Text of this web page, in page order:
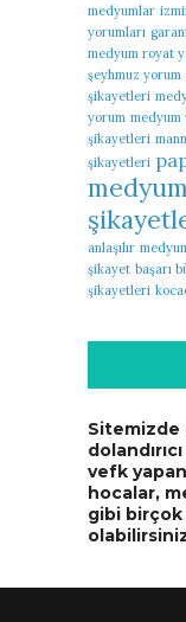
medyumlar
yorumları
medyum royat
şeyhmuz yorum
şikayetleri
yorum medyum
şikayetleri
şikayetleri
anlaşılır
şikayet başarı
şikayetleri
Sitemizde
vefk
hocalar,
gibi